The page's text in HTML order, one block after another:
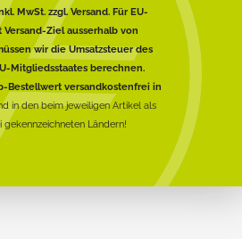
MwSt. zzgl. Versand. Für EU-
Ziel ausserhalb von
wir die Umsatzsteuer des
Mitgliedsstaates berechnen.
Bestellwert versandkostenfrei in
in den beim jeweiligen Artikel als
gekennzeichneten Ländern!